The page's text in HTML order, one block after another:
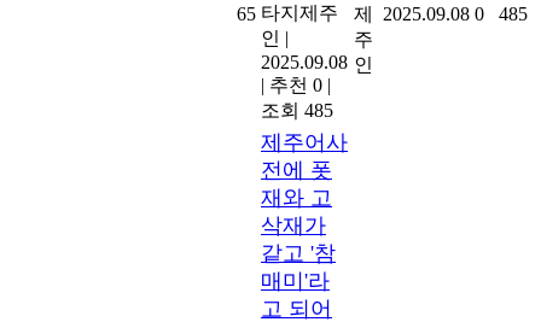
65 타지제주
인 |
2025.09.08
| 추천 0 |
조회 485
제
주
인
2025.09.08 0 485
제주어사
전에 폿
재와 고
삭재가
같고 '참
매미'라
고 되어